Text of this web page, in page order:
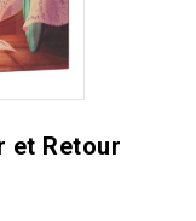
et Retour